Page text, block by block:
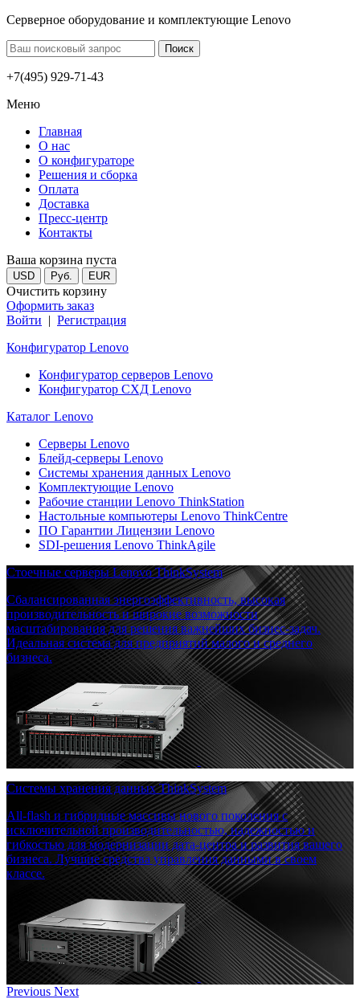
Серверное оборудование и комплектующие Lenovo
+7(495) 929-71-43
Меню
Главная
О нас
О конфигураторе
Решения и сборка
Оплата
Доставка
Пресс-центр
Контакты
Ваша корзина пуста
USD Руб. EUR
Очистить корзину
Оформить заказ
Войти | Регистрация
Конфигуратор Lenovo
Конфигуратор серверов Lenovo
Конфигуратор СХД Lenovo
Каталог Lenovo
Серверы Lenovo
Блейд-серверы Lenovo
Системы хранения данных Lenovo
Комплектующие Lenovo
Рабочие станции Lenovo ThinkStation
Настольные компьютеры Lenovo ThinkCentre
ПО Гарантии Лицензии Lenovo
SDI-решения Lenovo ThinkAgile
Стоечные серверы Lenovo ThinkSystem
Сбалансированная энергоэффективность, высокая
производительность и широкие возможности
масштабирования для решения важнейших бизнес-задач.
Идеальная система для предприятий малого и среднего
бизнеса.
Системы хранения данных ThinkSystem
All-flash и гибридные массивы нового поколения с
исключительной производительностью, надежностью и
гибкостью для модернизации дата-центра и развития вашего
бизнеса. Лучшие средства управления данными в своем
классе.
Previous Next